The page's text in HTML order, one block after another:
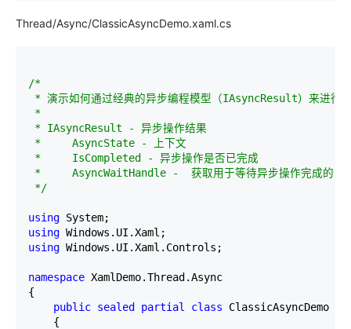
Thread/Async/ClassicAsyncDemo.xaml.cs
/*
* 演示如何通过经典的异步编程模型（IAsyncResult）来进行
*
* IAsyncResult - 异步操作结果
*     AsyncState - 上下文
*     IsCompleted - 异步操作是否已完成
*     AsyncWaitHandle -  获取用于等待异步操作完成的
*/
using
using
using Windows.UI.Xaml.Controls;
namespace XamlDemo.Thread.Async
{
public sealed partial class ClassicAsyncDemo :
    {